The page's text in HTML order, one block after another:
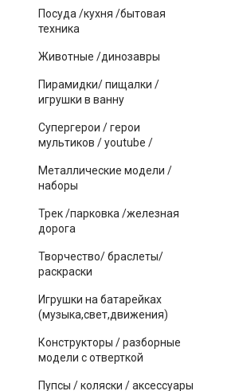
Посуда /кухня /бытовая
техника
Животные /динозавры
Пирамидки/ пищалки /
игрушки в ванну
Супергерои / герои
мультиков / youtube /
Металлические модели /
наборы
Трек /парковка /железная
дорога
Творчество/ браслеты/
раскраски
Игрушки на батарейках
(музыка,свет,движения)
Конструкторы / разборные
модели с отверткой
Пупсы / коляски / аксессуары